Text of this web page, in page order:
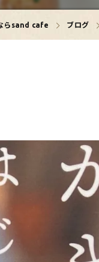
らsand cafe ブログ